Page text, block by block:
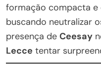
formação compacta e
buscando neutralizar
presença de Ceesay
Lecce tentar